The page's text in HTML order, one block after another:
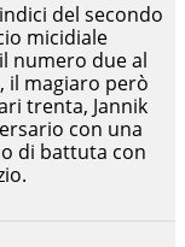
del secondo
micidiale
numero due al
il magiaro però
trenta, Jannik
con una
di battuta con